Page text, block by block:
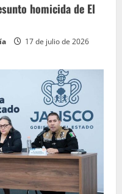
homicida de El
17 de julio de 2026